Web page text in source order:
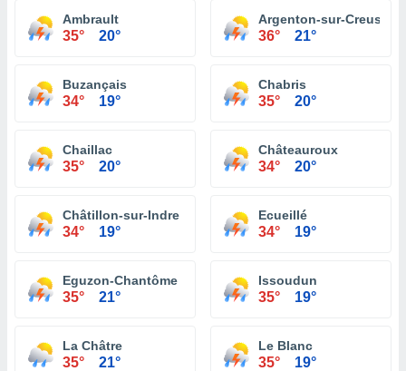
Ambrault
35° 20°
Argenton-sur-Creuse
36° 21°
Buzançais
34° 19°
Chabris
35° 20°
Chaillac
35° 20°
Châteauroux
34° 20°
Châtillon-sur-Indre
34° 19°
Ecueillé
34° 19°
Eguzon-Chantôme
35° 21°
Issoudun
35° 19°
La Châtre
35° 21°
Le Blanc
35° 19°